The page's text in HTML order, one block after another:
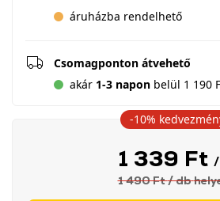
áruházba rendelhető
Csomagponton átvehető
akár 1-3 napon belül 1 190
1 339 Ft
1 490 Ft/ db
-10%